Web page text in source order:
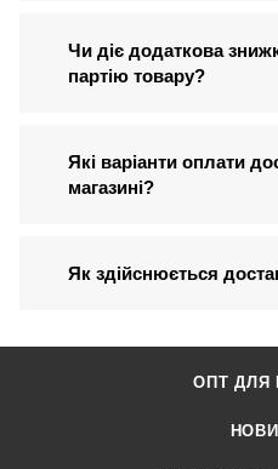
Чи діє додаткова
партію товару?
Які варіанти оплати
магазині?
Як здійснюється
ОПТ ДЛЯ